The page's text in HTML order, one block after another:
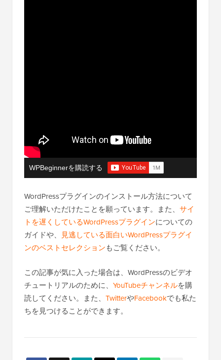
WPBeginnerを購読する
WordPressプラグインのインストール方法について
ご理解いただけたことを願っています。また、 サイ
トを遅くしているWordPressプラグインについての
ガイドや、 見逃している面白いWordPressプラグイ
ンのベストセレクションもご覧ください。
この記事が気に入った場合は、WordPressのビデオ
チュートリアルのために、 YouTubeチャンネルを購
読してください。また、 TwitterやFacebookでも私た
ちを見つけることができます。